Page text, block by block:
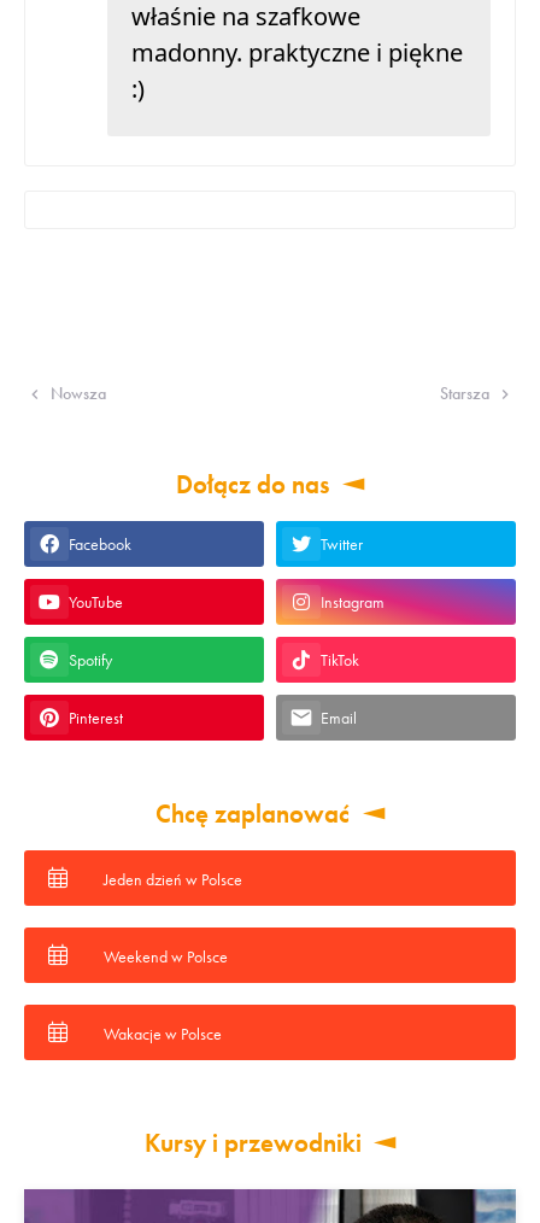
właśnie na szafkowe
madonny. praktyczne i piękne
:)
Nowsza Starsza
Dołącz do nas
Facebook Twitter
YouTube Instagram
Spotify TikTok
Pinterest Email
Chcę zaplanować
Jeden dzień w Polsce
Weekend w Polsce
Wakacje w Polsce
Kursy i przewodniki